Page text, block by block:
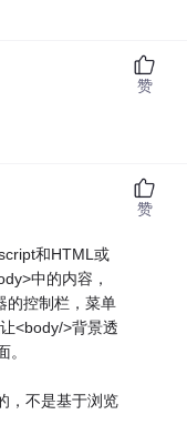
赞
和HTML或
中的内容，
的控制栏，菜单
<body/>背景透
。
，不是基于浏览
赞